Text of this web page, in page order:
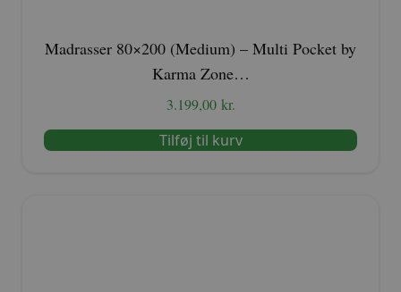
Madrasser 80×200 (Medium) – Multi Pocket by
Karma Zone…
3.199,00 kr.
Tilføj til kurv